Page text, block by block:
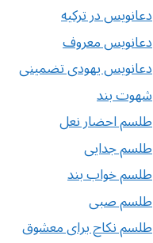
دعانویس در ترکیه
دعانویس معروف
دعانویس یهودی تضمینی
شهوت بند
طلسم احضار نعل
طلسم جدایی
طلسم خواب بند
طلسم صبی
طلسم نکاح برای معشوق